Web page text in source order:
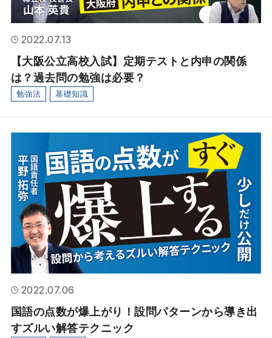
2022.07.13
【大阪公立高校入試】定期テストと内申の関係
は？過去問の勉強は必要？
勉強法 基礎知識
2022.07.06
国語の点数が爆上がり！設問パターンから導き出
すズルい解答テクニック